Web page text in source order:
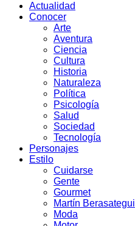
Actualidad
Conocer
Arte
Aventura
Ciencia
Cultura
Historia
Naturaleza
Política
Psicología
Salud
Sociedad
Tecnología
Personajes
Estilo
Cuidarse
Gente
Gourmet
Martín Berasategui
Moda